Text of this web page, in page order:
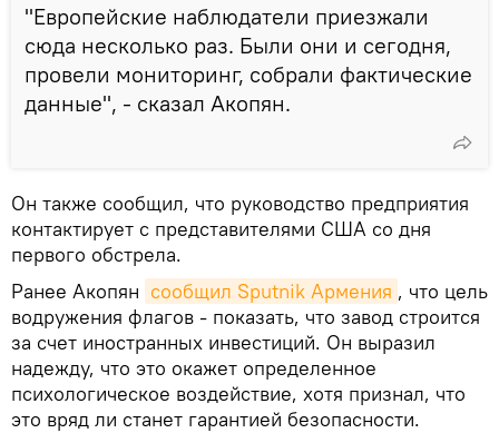
"Европейские наблюдатели приезжали
сюда несколько раз. Были они и сегодня,
провели мониторинг, собрали фактические
данные", - сказал Акопян.
Он также сообщил, что руководство предприятия
контактирует с представителями США со дня
первого обстрела.
Ранее Акопян сообщил Sputnik Армения , что цель
водружения флагов - показать, что завод строится
за счет иностранных инвестиций. Он выразил
надежду, что это окажет определенное
психологическое воздействие, хотя признал, что
это вряд ли станет гарантией безопасности.